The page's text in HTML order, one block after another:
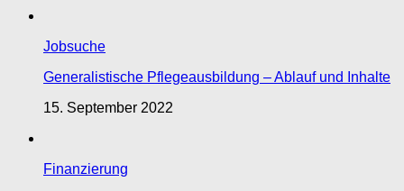
Jobsuche
Generalistische Pflegeausbildung – Ablauf und Inhalte
15. September 2022
Finanzierung